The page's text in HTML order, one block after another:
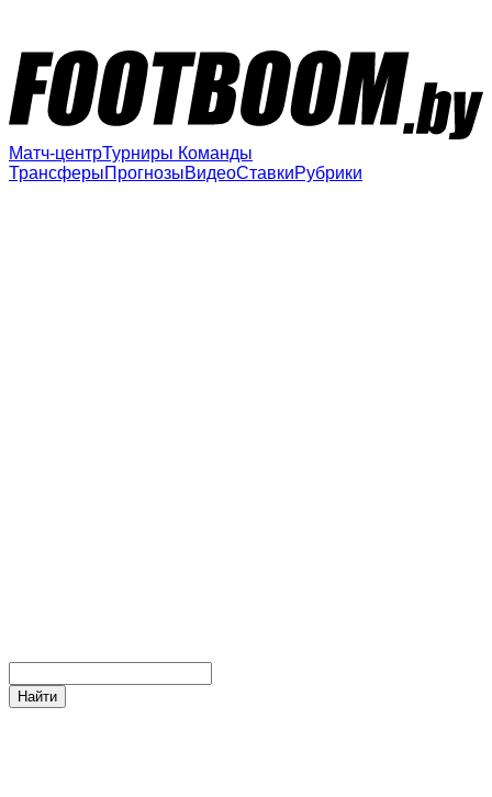
Матч-центрТурниры Команды
ТрансферыПрогнозыВидеоСтавкиРубрики